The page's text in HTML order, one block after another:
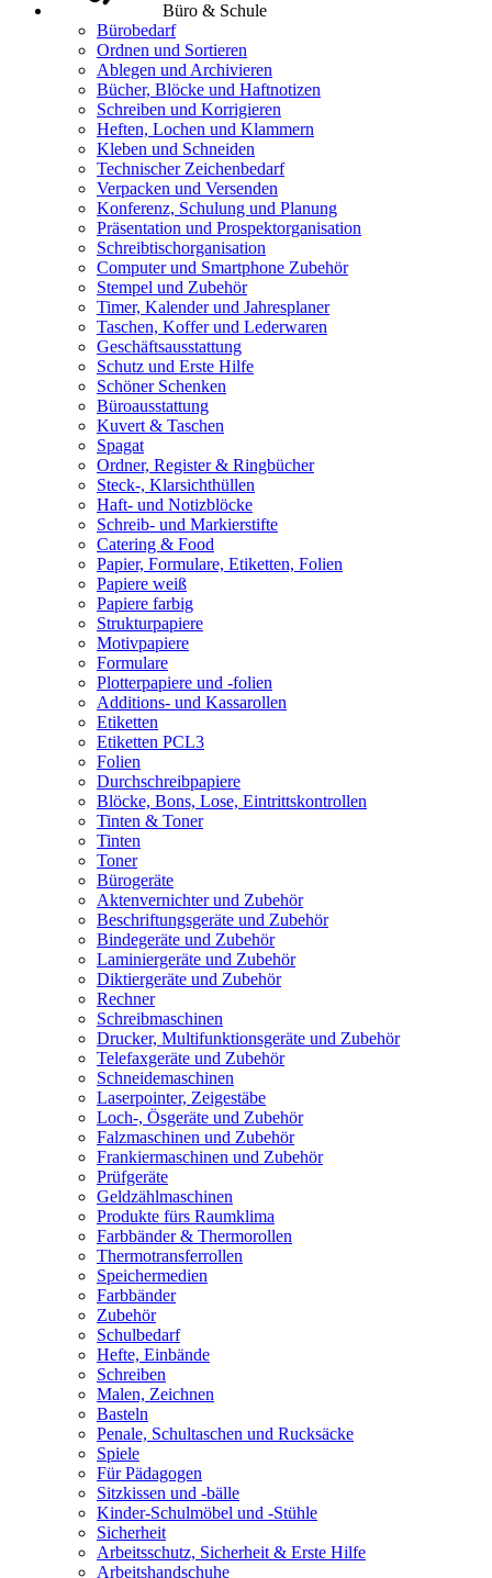
Büro & Schule
Bürobedarf
Ordnen und Sortieren
Ablegen und Archivieren
Bücher, Blöcke und Haftnotizen
Schreiben und Korrigieren
Heften, Lochen und Klammern
Kleben und Schneiden
Technischer Zeichenbedarf
Verpacken und Versenden
Konferenz, Schulung und Planung
Präsentation und Prospektorganisation
Schreibtischorganisation
Computer und Smartphone Zubehör
Stempel und Zubehör
Timer, Kalender und Jahresplaner
Taschen, Koffer und Lederwaren
Geschäftsausstattung
Schutz und Erste Hilfe
Schöner Schenken
Büroausstattung
Kuvert & Taschen
Spagat
Ordner, Register & Ringbücher
Steck-, Klarsichthüllen
Haft- und Notizblöcke
Schreib- und Markierstifte
Catering & Food
Papier, Formulare, Etiketten, Folien
Papiere weiß
Papiere farbig
Strukturpapiere
Motivpapiere
Formulare
Plotterpapiere und -folien
Additions- und Kassarollen
Etiketten
Etiketten PCL3
Folien
Durchschreibpapiere
Blöcke, Bons, Lose, Eintrittskontrollen
Tinten & Toner
Tinten
Toner
Bürogeräte
Aktenvernichter und Zubehör
Beschriftungsgeräte und Zubehör
Bindegeräte und Zubehör
Laminiergeräte und Zubehör
Diktiergeräte und Zubehör
Rechner
Schreibmaschinen
Drucker, Multifunktionsgeräte und Zubehör
Telefaxgeräte und Zubehör
Schneidemaschinen
Laserpointer, Zeigestäbe
Loch-, Ösgeräte und Zubehör
Falzmaschinen und Zubehör
Frankiermaschinen und Zubehör
Prüfgeräte
Geldzählmaschinen
Produkte fürs Raumklima
Farbbänder & Thermorollen
Thermotransferrollen
Speichermedien
Farbbänder
Zubehör
Schulbedarf
Hefte, Einbände
Schreiben
Malen, Zeichnen
Basteln
Penale, Schultaschen und Rucksäcke
Spiele
Für Pädagogen
Sitzkissen und -bälle
Kinder-Schulmöbel und -Stühle
Sicherheit
Arbeitsschutz, Sicherheit & Erste Hilfe
Arbeitshandschuhe